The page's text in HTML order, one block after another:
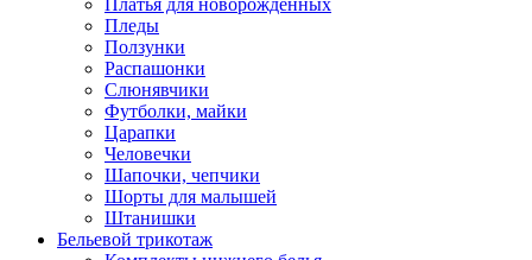
Пледы
Ползунки
Распашонки
Слюнявчики
Футболки, майки
Царапки
Человечки
Шапочки, чепчики
Шорты для малышей
Штанишки
Бельевой трикотаж